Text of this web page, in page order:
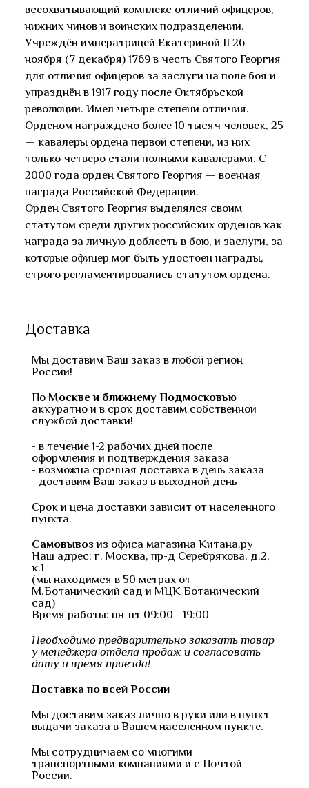
всеохватывающий комплекс отличий офицеров,
нижних чинов и воинских подразделений.
Учреждён императрицей Екатериной II 26
ноября (7 декабря) 1769 в честь Святого Георгия
для отличия офицеров за заслуги на поле боя и
упразднён в 1917 году после Октябрьской
революции. Имел четыре степени отличия.
Орденом награждено более 10 тысяч человек, 25
— кавалеры ордена первой степени, из них
только четверо стали полными кавалерами. С
2000 года орден Святого Георгия — военная
награда Российской Федерации.
Орден Святого Георгия выделялся своим
статутом среди других российских орденов как
награда за личную доблесть в бою, и заслуги, за
которые офицер мог быть удостоен награды,
строго регламентировались статутом ордена.
Доставка
Мы доставим Ваш заказ в любой регион
России!
По Москве и ближнему Подмосковью
аккуратно и в срок доставим собственной
службой доставки!
- в течение 1-2 рабочих дней после
оформления и подтверждения заказа
- возможна срочная доставка в день заказа
- доставим Ваш заказ в выходной день
Срок и цена доставки зависит от населенного
пункта.
Самовывозиз офиса магазина Китана.ру
Наш адрес: г. Москва, пр-д Серебрякова, д.2,
к.1
(мы находимся в 50 метрах от
М.Ботанический сад и МЦК Ботанический
сад)
Время работы: пн-пт 09:00 - 19:00
Необходимо предварительно заказать товар
у менеджера отдела продаж и согласовать
дату и время приезда!
Доставка по всей России
Мы доставим заказ лично в руки или в пункт
выдачи заказа в Вашем населенном пункте.
Мы сотрудничаем со многими
транспортными компаниями и с Почтой
России.